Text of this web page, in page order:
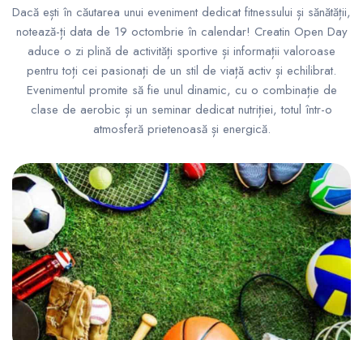
Dacă ești în căutarea unui eveniment dedicat fitnessului și sănătății,
notează-ți data de 19 octombrie în calendar! Creatin Open Day
aduce o zi plină de activități sportive și informații valoroase
pentru toți cei pasionați de un stil de viață activ și echilibrat.
Evenimentul promite să fie unul dinamic, cu o combinație de
clase de aerobic și un seminar dedicat nutriției, totul într-o
atmosferă prietenoasă și energică.